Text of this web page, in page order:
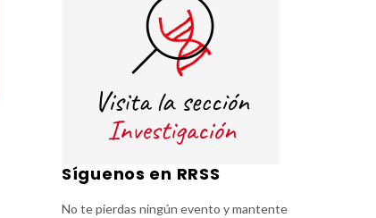
Síguenos en RRSS
No te pierdas ningún evento y mantente